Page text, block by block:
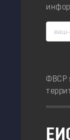
ФВСР